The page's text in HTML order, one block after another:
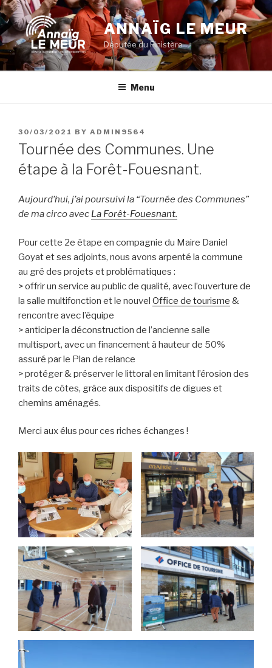
Skip
to
content
ANNAÏG LE MEUR
Députée du Finistère
Menu
POSTED
ON
30/03/2021 BY ADMIN9564
Tournée des Communes. Une
étape à la Forêt-Fouesnant.
Aujourd’hui, j’ai poursuivi la “Tournée des Communes”
de ma circo avec La Forêt-Fouesnant.
Pour cette 2e étape en compagnie du Maire Daniel
Goyat et ses adjoints, nous avons arpenté la commune
au gré des projets et problématiques :
> offrir un service au public de qualité, avec l’ouverture de
la salle multifonction et le nouvel Office de tourisme &
rencontre avec l’équipe
> anticiper la déconstruction de l’ancienne salle
multisport, avec un financement à hauteur de 50%
assuré par le Plan de relance
> protéger & préserver le littoral en limitant l’érosion des
traits de côtes, grâce aux dispositifs de digues et
chemins aménagés.
Merci aux élus pour ces riches échanges !